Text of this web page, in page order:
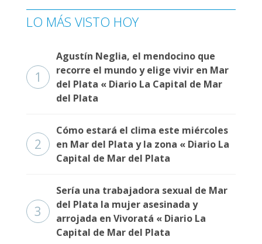
LO MÁS VISTO HOY
1
Agustín Neglia, el mendocino que
recorre el mundo y elige vivir en Mar
del Plata « Diario La Capital de Mar
del Plata
2
Cómo estará el clima este miércoles
en Mar del Plata y la zona « Diario La
Capital de Mar del Plata
3
Sería una trabajadora sexual de Mar
del Plata la mujer asesinada y
arrojada en Vivoratá « Diario La
Capital de Mar del Plata